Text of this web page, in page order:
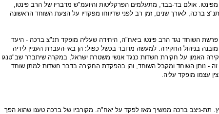
מפינטו. אולם בד-בבד, מתעלמים הפרקליטות והיועמ"ש מדבריו של הרב פינטו,
ברכה, לאורך שנים, זמן רב לפני שדיווחו מפקדיו על הצעת השוחד הראשונה
פרשת השוחד נגד הרב פינטו ביאח"ה, היחידה שעליה מופקד תנ"צ ברכה - היעד
בניהול החקירה. למעשה מדובר בכשל כפול: הן באי-העברת העניין לידיה
האמון על חקירת חשדות כנגד אנשי משטרת ישראל, במקרה שיתברר שב"טנגו
- נותן השוחד ומקבל השוחד; והן בהפקדת החקירה בדבר חשדות למתן שוחד
עצמו מופקד עליה.
תת-ניצב ברכה ממשיך מאז לפקד על יאח"ה. מקורביו של ברכה טענו שהוא הפך